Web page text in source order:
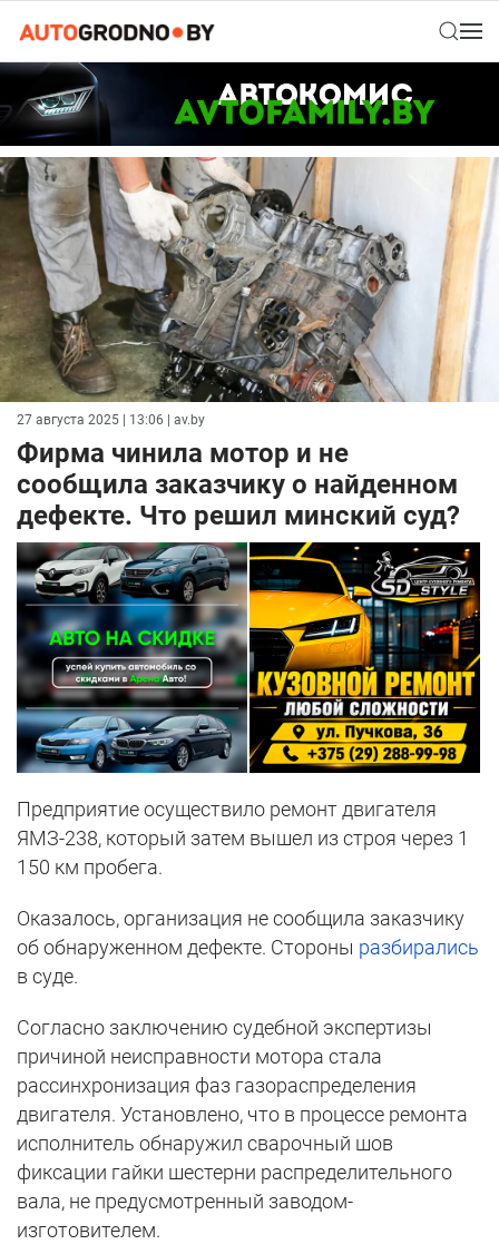
27 августа 2025 | 13:06 | av.by
Фирма чинила мотор и не
сообщила заказчику о найденном
дефекте. Что решил минский суд?
Предприятие осуществило ремонт двигателя
ЯМЗ-238, который затем вышел из строя через 1
150 км пробега.
Оказалось, организация не сообщила заказчику
об обнаруженном дефекте. Стороны разбирались
в суде.
Согласно заключению судебной экспертизы
причиной неисправности мотора стала
рассинхронизация фаз газораспределения
двигателя. Установлено, что в процессе ремонта
исполнитель обнаружил сварочный шов
фиксации гайки шестерни распределительного
вала, не предусмотренный заводом-
изготовителем.